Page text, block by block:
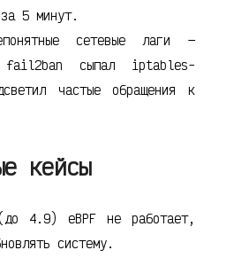
5 минут.
сетевые лаги —
fail2ban сыпал iptables-
частые обращения к
кейсы
4.9) eBPF не работает,
систему.